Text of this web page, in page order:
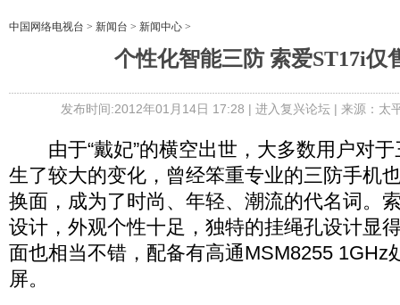
中国网络电视台 > 新闻台 > 新闻中心 >
个性化智能三防 索爱ST17i仅
发布时间:2012年01月14日 17:28 | 进入复兴论坛| 来源：太
由于“戴妃”的横空出世，大多数用户对于
生了较大的变化，曾经笨重专业的三防手机
换面，成为了时尚、年轻、潮流的代名词。
设计，外观个性十足，独特的挂绳孔设计显
面也相当不错，配备有高通MSM8255 1GHz
屏。